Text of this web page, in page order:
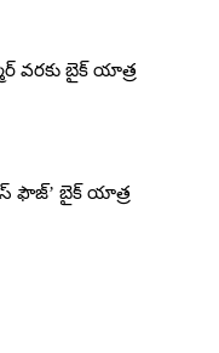
వరకు బైక్ యాత్ర
ఫౌజ్’ బైక్ యాత్ర